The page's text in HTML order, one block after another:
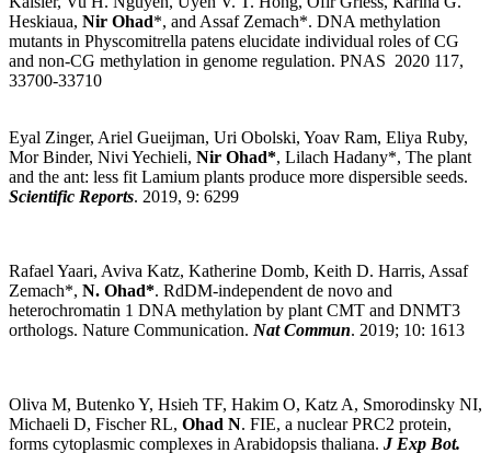
Heskiaua, Nir Ohad*, and Assaf Zemach*. DNA methylation
mutants in Physcomitrella patens elucidate individual roles of CG
and non-CG methylation in genome regulation. PNAS 2020 117,
33700-33710
Eyal Zinger, Ariel Gueijman, Uri Obolski, Yoav Ram, Eliya Ruby,
Mor Binder, Nivi Yechieli, Nir Ohad*, Lilach Hadany*, The plant
and the ant: less fit Lamium plants produce more dispersible seeds.
Scientific Reports. 2019, 9: 6299
Rafael Yaari, Aviva Katz, Katherine Domb, Keith D. Harris, Assaf
Zemach*, N. Ohad*. RdDM-independent de novo and
heterochromatin 1 DNA methylation by plant CMT and DNMT3
orthologs. Nature Communication. Nat Commun. 2019; 10: 1613
Oliva M, Butenko Y, Hsieh TF, Hakim O, Katz A, Smorodinsky NI,
Michaeli D, Fischer RL, Ohad N. FIE, a nuclear PRC2 protein,
forms cytoplasmic complexes in Arabidopsis thaliana. J Exp Bot.